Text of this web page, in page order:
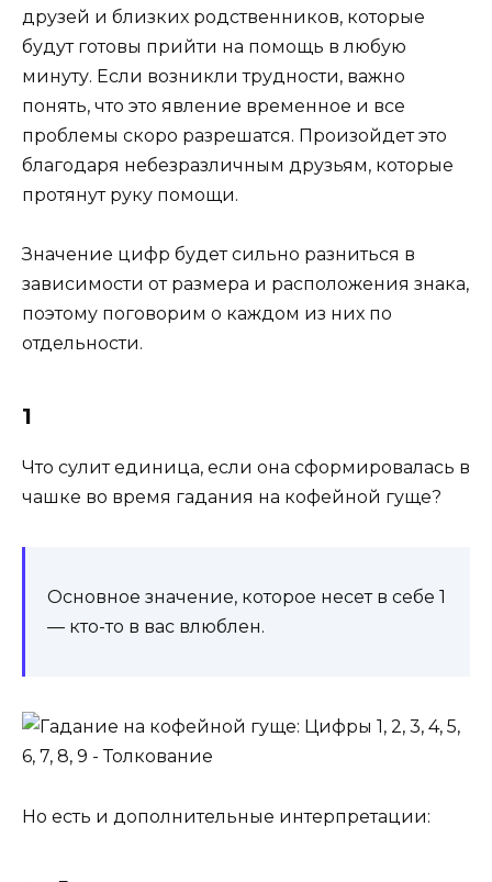
друзей и близких родственников, которые
будут готовы прийти на помощь в любую
минуту. Если возникли трудности, важно
понять, что это явление временное и все
проблемы скоро разрешатся. Произойдет это
благодаря небезразличным друзьям, которые
протянут руку помощи.
Значение цифр будет сильно разниться в
зависимости от размера и расположения знака,
поэтому поговорим о каждом из них по
отдельности.
1
Что сулит единица, если она сформировалась в
чашке во время гадания на кофейной гуще?
Основное значение, которое несет в себе 1
— кто-то в вас влюблен.
Но есть и дополнительные интерпретации: